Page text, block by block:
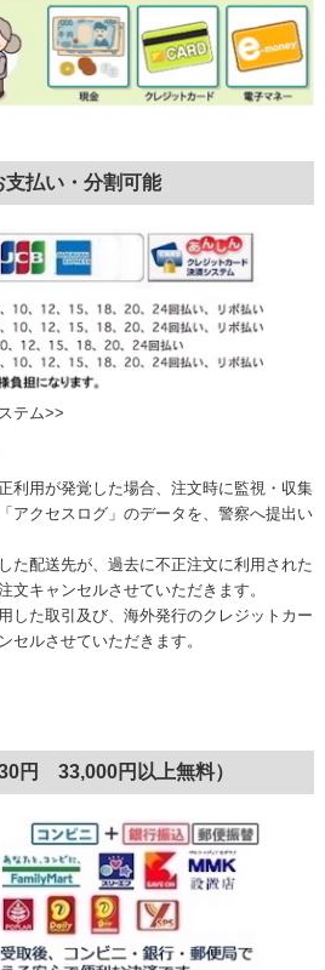
払い・分割可能
テム>>
利用が発覚した場合、注文時に監視・収集
アクセスログ」のデータを、警察へ提出い
た配送先が、過去に不正注文に利用された
文キャンセルさせていただきます。
した取引及び、海外発行のクレジットカー
セルさせていただきます。
円 33,000円以上無料）